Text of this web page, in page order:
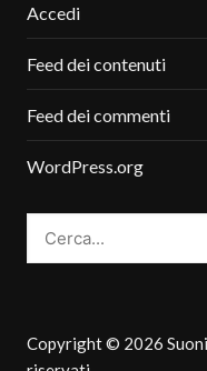
Accedi
Feed dei contenuti
Feed dei commenti
WordPress.org
Copyright © 2026